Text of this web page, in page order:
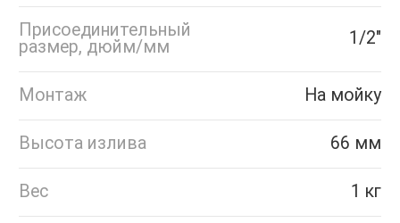
Присоединительный
размер, дюйм/мм
1/2"
Монтаж На мойку
Высота излива 66 мм
Вес 1 кг